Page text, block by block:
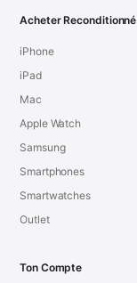
Acheter Reconditionné
iPhone
iPad
Mac
Apple Watch
Samsung
Smartphones
Smartwatches
Outlet
Ton Compte